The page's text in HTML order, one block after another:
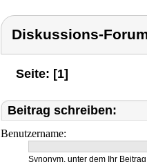
Diskussions-
Seite: [1]
Beitrag schreiben:
Benutzername:
Synonym, unter dem Ihr